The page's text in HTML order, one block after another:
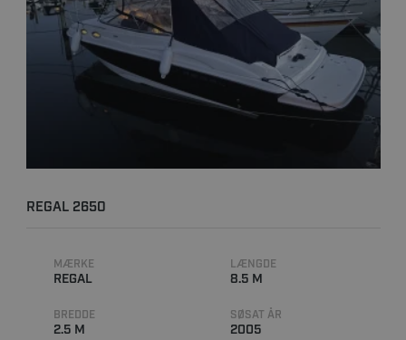
REGAL 2650
MÆRKE
REGAL
LÆNGDE
8.5 M
BREDDE
2.5 M
SØSAT ÅR
2005